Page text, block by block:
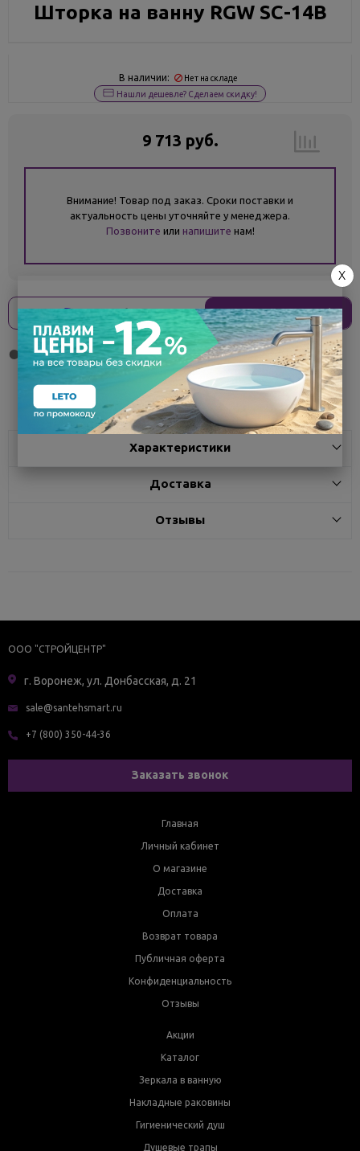
Шторка на ванну RGW SC-14B
В наличии: Нет на складе
Нашли дешевле? Сделаем скидку!
9 713 руб.
Внимание! Товар под заказ. Сроки поставки и
актуальность цены уточняйте у менеджера.
Позвоните или напишите нам!
без переплат 2 428 ₽x 4 платежа
Поделиться
Характеристики
Доставка
Отзывы
ООО "СТРОЙЦЕНТР"
г. Воронеж, ул. Донбасская, д. 21
sale@santehsmart.ru
+7 (800) 350-44-36
Заказать звонок
Главная
Личный кабинет
О магазине
Доставка
Оплата
Возврат товара
Публичная оферта
Конфиденциальность
Отзывы
Акции
Каталог
Зеркала в ванную
Накладные раковины
Гигиенический душ
Душевые трапы
X